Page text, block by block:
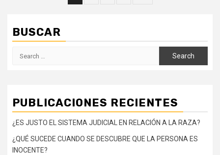
BUSCAR
PUBLICACIONES RECIENTES
¿ES JUSTO EL SISTEMA JUDICIAL EN RELACIÓN A LA RAZA?
¿QUÉ SUCEDE CUANDO SE DESCUBRE QUE LA PERSONA ES
INOCENTE?